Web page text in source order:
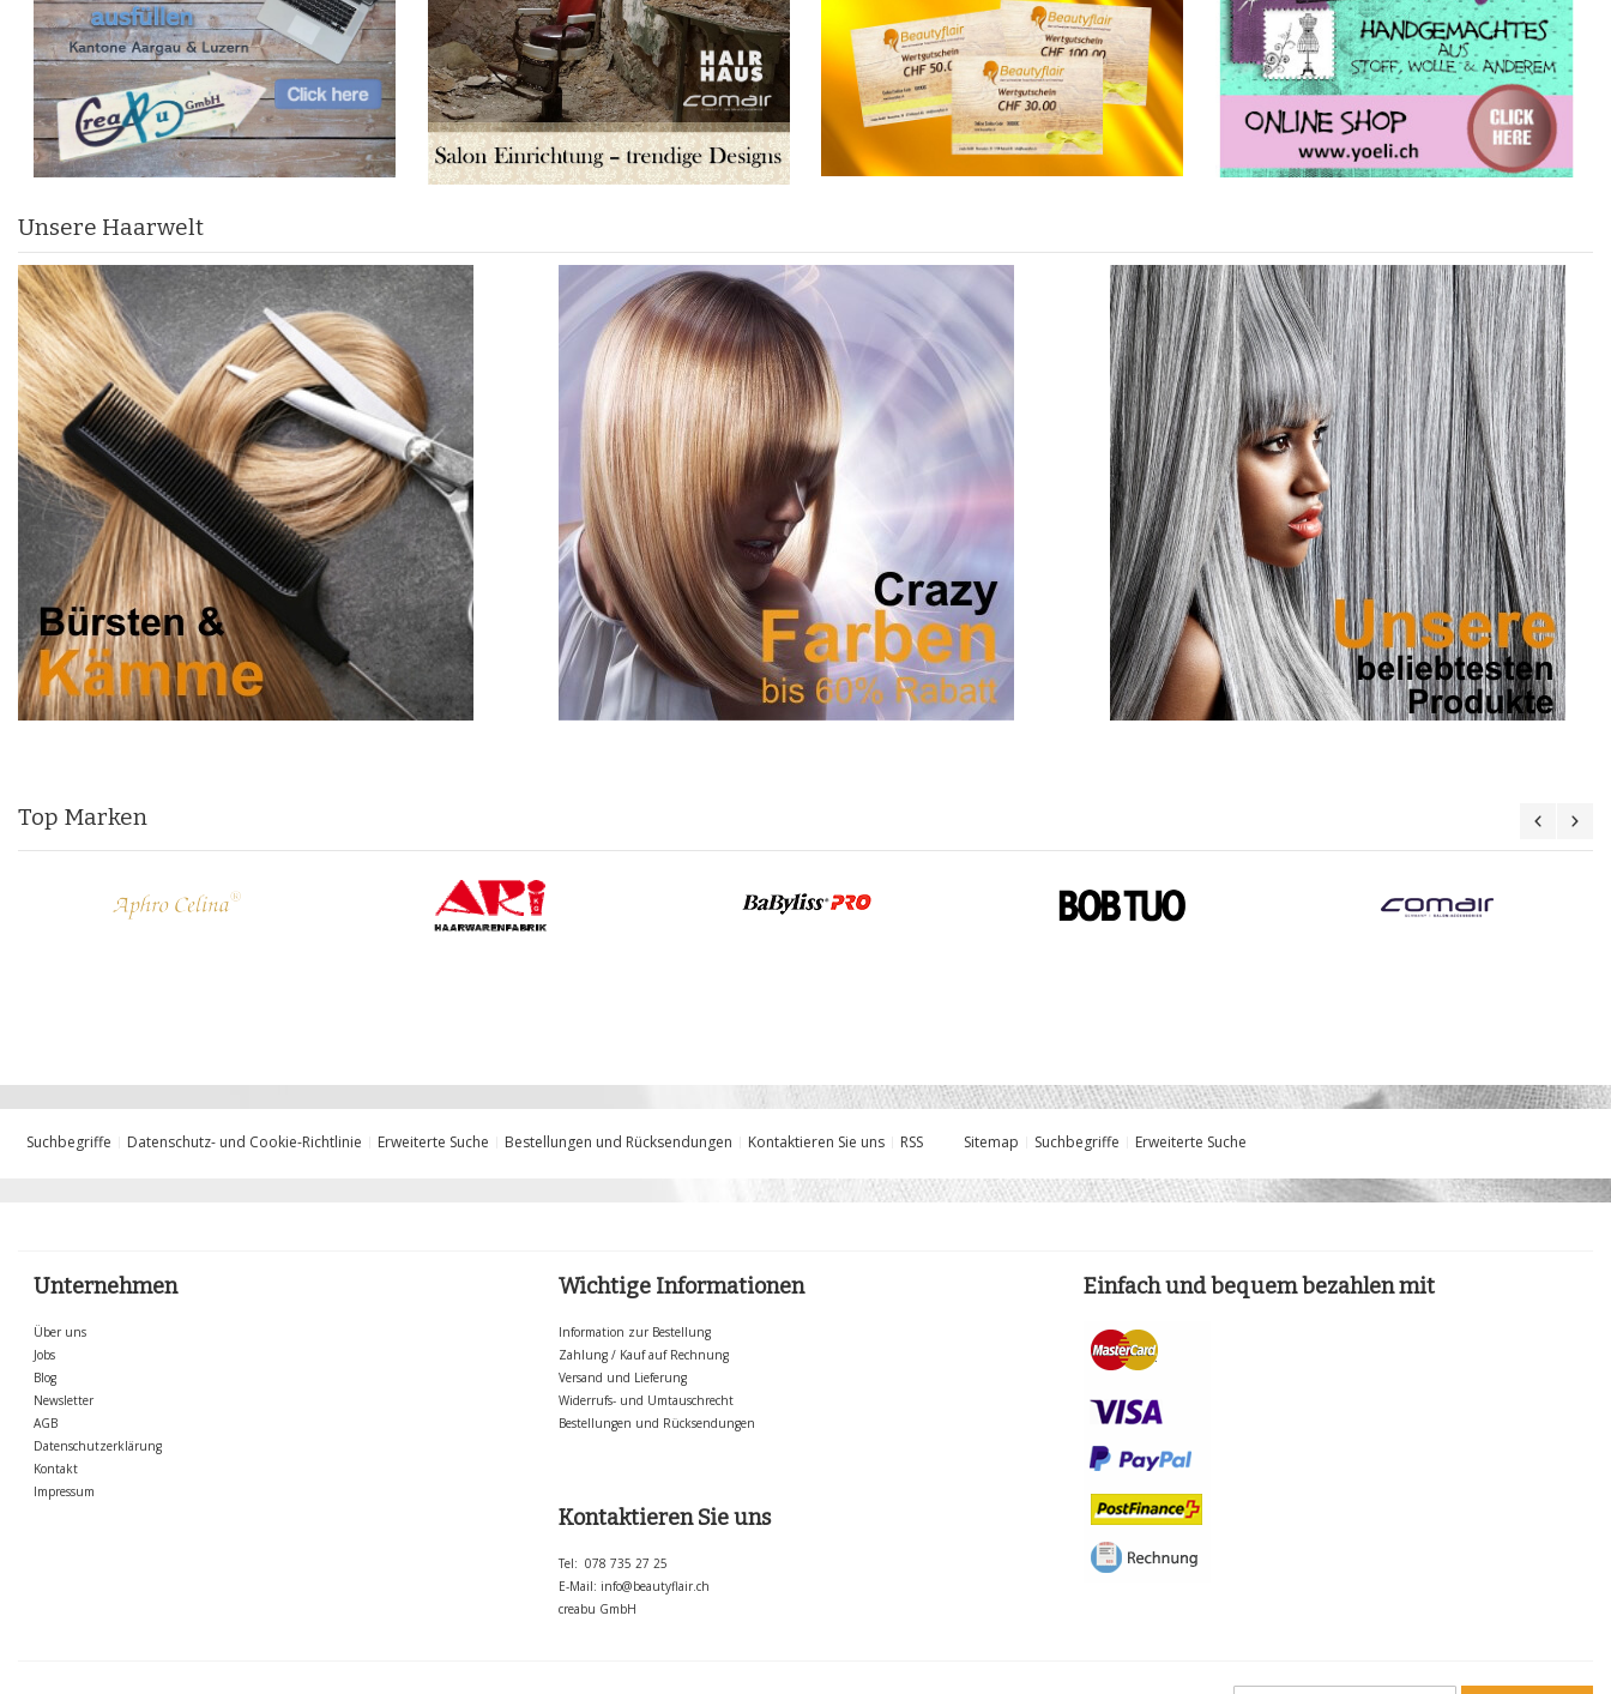
Unsere Haarwelt
Top Marken
Suchbegriffe Datenschutz- und Cookie-Richtlinie Erweiterte Suche Bestellungen und Rücksendungen Kontaktieren Sie uns RSS Sitemap Suchbegriffe Erweiterte Suche
Unternehmen
Über uns
Jobs
Blog
Newsletter
AGB
Datenschutzerklärung
Kontakt
Impressum
Wichtige Informationen
Information zur Bestellung
Zahlung / Kauf auf Rechnung
Versand und Lieferung
Widerrufs- und Umtauschrecht
Bestellungen und Rücksendungen
Kontaktieren Sie uns
Tel: 078 735 27 25
E-Mail: info@beautyflair.ch
creabu GmbH
Einfach und bequem bezahlen mit